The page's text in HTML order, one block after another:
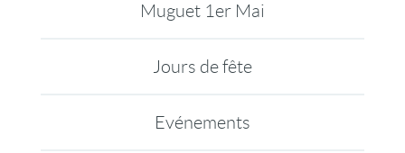
Muguet 1er Mai
Jours de fête
Evénements